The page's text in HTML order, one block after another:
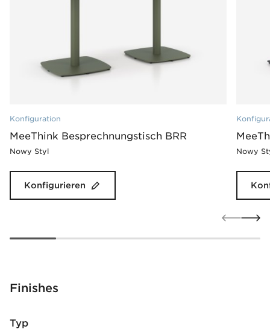
Konfiguration
MeeThink Besprechnungstisch BRR
Nowy Styl
Konfigurieren
Nowy
Finishes
Typ